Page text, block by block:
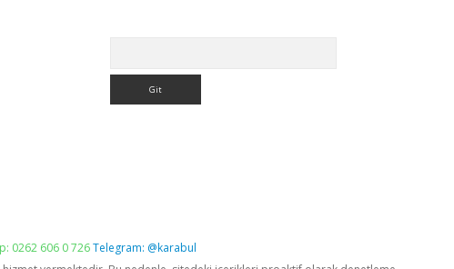
0262 606 0 726Telegram: @karabul